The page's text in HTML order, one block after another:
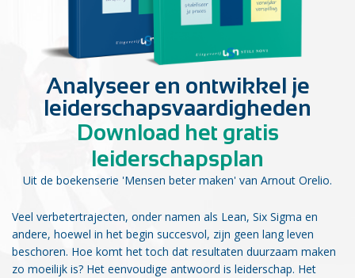
Analyseer en ontwikkel je
leiderschapsvaardigheden
Download het gratis
leiderschapsplan
Uit de boekenserie 'Mensen beter maken' van Arnout Orelio.
Veel verbetertrajecten, onder namen als Lean, Six Sigma en
andere, hoewel in het begin succesvol, zijn geen lang leven
beschoren. Hoe komt het toch dat resultaten duurzaam maken
zo moeilijk is? Het eenvoudige antwoord is leiderschap. Het